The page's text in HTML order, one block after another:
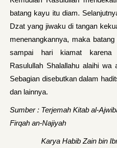
batang kayu itu diam.
Dzat yang jiwaku di tangan
menenangkannya, maka
sampai hari kiamat karena
Rasulullah Shalallahu alaihi
Sebagian disebutkan dalam
dan lainnya.
Sumber : Terjemah Kitab al-
Firqah an-Najiyah
Karya Habib Zain bin